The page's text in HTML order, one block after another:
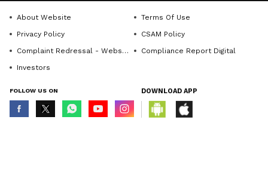
త్వరగా బరువు తగ్గుతారు
ఈ ఊపిరితిత్తుల వ్యాధిలో నాల్గొ లక్షణం చాలా త్వరగా
About Website
Terms Of Use
Privacy Policy
CSAM Policy
Complaint Redressal - Website
Compliance Report Digital
Investors
FOLLOW US ON DOWNLOAD APP